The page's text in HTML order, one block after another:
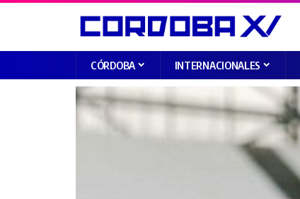
CÓRDOBA INTERNACIONALES